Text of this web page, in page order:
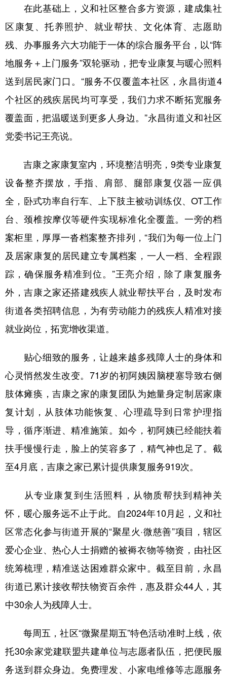
English Español Français عربى
Русский язык 日本語 한국어
Deutsch Português
在此基础上，义和社区整合多方资源，建成集社
区康复、托养照护、就业帮扶、文化体育、志愿助
残、办事服务六大功能于一体的综合服务平台，以“阵
地服务＋上门服务”双轮驱动，把专业康复与暖心照料
送到居民家门口。“服务不仅覆盖本社区，永昌街道4
个社区的残疾居民均可享受，我们力求不断拓宽服务
覆盖面，把温暖送到更多人身边。”永昌街道义和社区
党委书记王亮说。
吉康之家康复室内，环境整洁明亮，9类专业康复
设备整齐摆放，手指、肩部、腿部康复仪器一应俱
全，卧式功率自行车、上下肢主被动训练仪、OT工作
台、颈椎按摩仪等硬件实现标准化全覆盖。一旁的档
案柜里，厚厚一沓档案整齐排列，“我们为每一位上门
及居家康复的居民建立专属档案，一人一档、全程跟
踪，确保服务精准到位。”王亮介绍，除了康复服务
外，吉康之家还搭建残疾人就业帮扶平台，及时发布
街道各类招聘信息，为有劳动能力的残疾人精准对接
就业岗位，拓宽增收渠道。
贴心细致的服务，让越来越多残障人士的身体和
心灵悄然发生改变。71岁的初阿姨因脑梗塞导致右侧
肢体瘫痪，吉康之家的康复团队为她量身定制居家康
复计划，从肢体功能恢复、心理疏导到日常护理指
导，循序渐进、精准施策。如今，初阿姨已经能扶着
扶手慢慢行走，脸上的笑容多了，精气神也足了。截
至4月底，吉康之家已累计提供康复服务919次。
从专业康复到生活照料，从物质帮扶到精神关
怀，暖心服务远不止于此。自2024年10月起，义和社
区常态化参与街道开展的“聚星火·微慈善”项目，辖区
爱心企业、热心人士捐赠的被褥衣物等物资，由社区
统筹梳理，精准送达困难群众家中。截至目前，永昌
街道已累计接收帮扶物资百余件，惠及群众44人，其
中30余人为残障人士。
每周五，社区“微聚星期五”特色活动准时上线，依
托30余家党建联盟共建单位与志愿者队伍，把便民服
务送到群众身边。免费理发、小家电维修等志愿服务